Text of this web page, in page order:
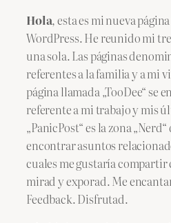
Hola, esta es mi nueva
WordPress. He reunido mi
una sola. Las páginas
referentes a la familia y a mi
página llamada „TooDee“ se
referente a mi trabajo y mis
„PanicPost“ es la zona
encontrar asuntos
cuales me gustaría compartir
mirad y exporad. Me
Feedback. Disfrutad.